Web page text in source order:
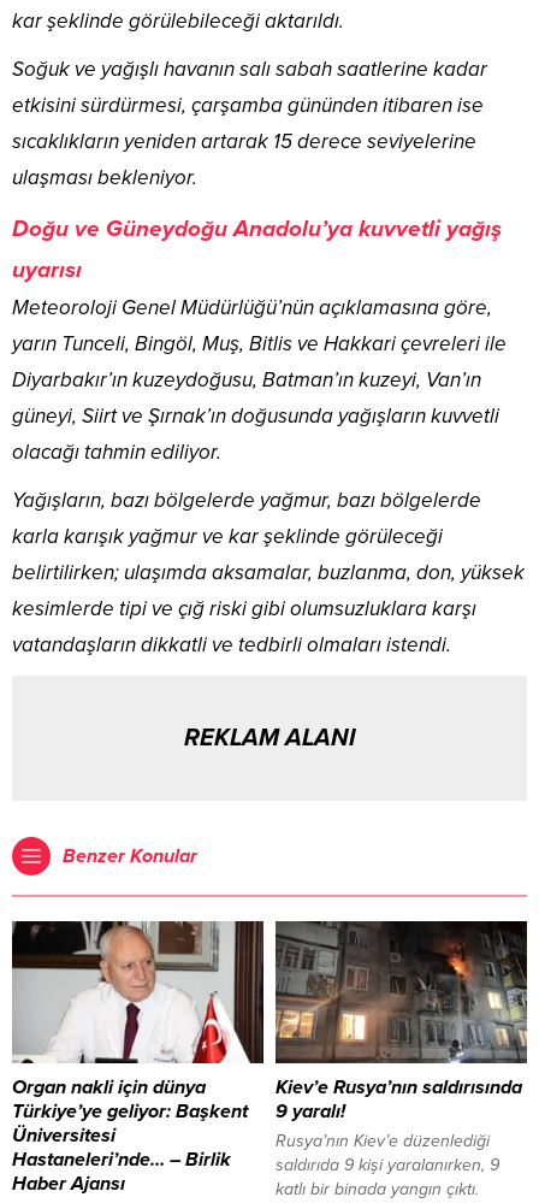
kar şeklinde görülebileceği aktarıldı.
Soğuk ve yağışlı havanın salı sabah saatlerine kadar
etkisini sürdürmesi, çarşamba gününden itibaren ise
sıcaklıkların yeniden artarak 15 derece seviyelerine
ulaşması bekleniyor.
Doğu ve Güneydoğu Anadolu’ya kuvvetli yağış
uyarısı
Meteoroloji Genel Müdürlüğü’nün açıklamasına göre,
yarın Tunceli, Bingöl, Muş, Bitlis ve Hakkari çevreleri ile
Diyarbakır’ın kuzeydoğusu, Batman’ın kuzeyi, Van’ın
güneyi, Siirt ve Şırnak’ın doğusunda yağışların kuvvetli
olacağı tahmin ediliyor.
Yağışların, bazı bölgelerde yağmur, bazı bölgelerde
karla karışık yağmur ve kar şeklinde görüleceği
belirtilirken; ulaşımda aksamalar, buzlanma, don, yüksek
kesimlerde tipi ve çığ riski gibi olumsuzluklara karşı
vatandaşların dikkatli ve tedbirli olmaları istendi.
REKLAM ALANI
Benzer Konular
Organ nakli için dünya
Türkiye’ye geliyor: Başkent
Üniversitesi
Hastaneleri’nde… – Birlik
Haber Ajansı
Kiev’e Rusya’nın saldırısında
9 yaralı!
Rusya’nın Kiev’e düzenlediği
saldırıda 9 kişi yaralanırken, 9
katlı bir binada yangın çıktı.